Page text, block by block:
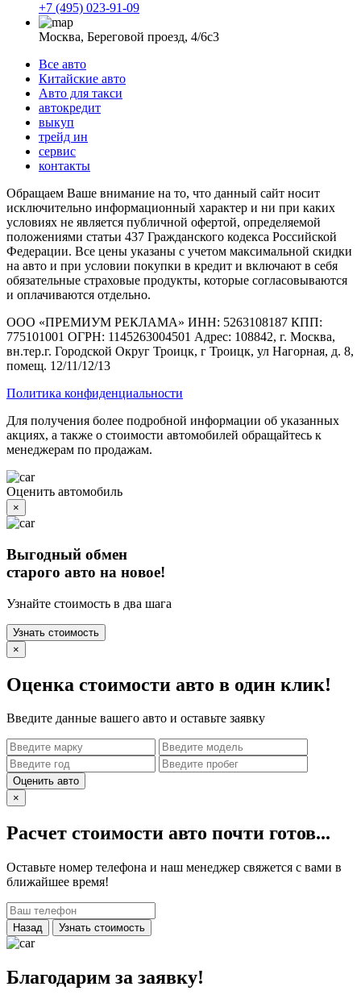
+7 (495) 023-91-09
Москва, Береговой проезд, 4/6с3
Все авто
Китайские авто
Авто для такси
автокредит
выкуп
трейд ин
сервис
контакты
Обращаем Ваше внимание на то, что данный сайт носит
исключительно информационный характер и ни при каких
условиях не является публичной офертой, определяемой
положениями статьи 437 Гражданского кодекса Российской
Федерации. Все цены указаны с учетом максимальной скидки
на авто и при условии покупки в кредит и включают в себя
обязательные страховые продукты, которые согласовываются
и оплачиваются отдельно.
ООО «ПРЕМИУМ РЕКЛАМА» ИНН: 5263108187 КПП:
775101001 ОГРН: 1145263004501 Адрес: 108842, г. Москва,
вн.тер.г. Городской Округ Троицк, г Троицк, ул Нагорная, д. 8,
помещ. 12/11/12/13
Политика конфиденциальности
Для получения более подробной информации об указанных
акциях, а также о стоимости автомобилей обращайтесь к
менеджерам по продажам.
Оценить автомобиль
×
Выгодный обмен
старого авто на новое!
Узнайте стоимость в два шага
Узнать стоимость
×
Оценка стоимости авто в один клик!
Введите данные вашего авто и оставьте заявку
Оценить авто
×
Расчет стоимости авто почти готов...
Оставьте номер телефона и наш менеджер свяжется с вами в
ближайшее время!
Назад Узнать стоимость
Благодарим за заявку!